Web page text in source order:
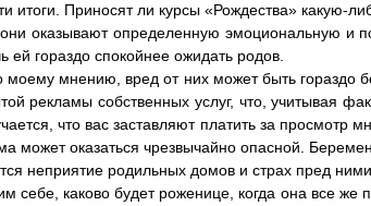
итоги. Приносят ли курсы «Рождества» какую-
оказывают определенную эмоциональную и
гораздо спокойнее ожидать родов.
моему мнению, вред от них может быть гораздо
рекламы собственных услуг, что, учитывая
что вас заставляют платить за просмотр
может оказаться чрезвычайно опасной.
неприятие родильных домов и страх пред
себе, каково будет роженице, когда она все же